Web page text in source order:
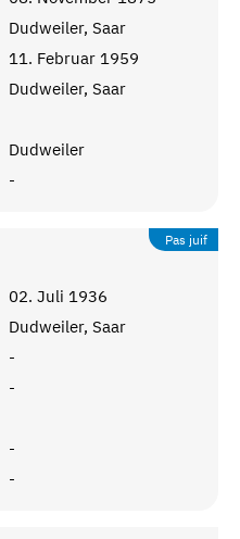
Dudweiler, Saar
11. Februar 1959
Dudweiler, Saar
Dudweiler
-
Pas juif
02. Juli 1936
Dudweiler, Saar
-
-
-
-